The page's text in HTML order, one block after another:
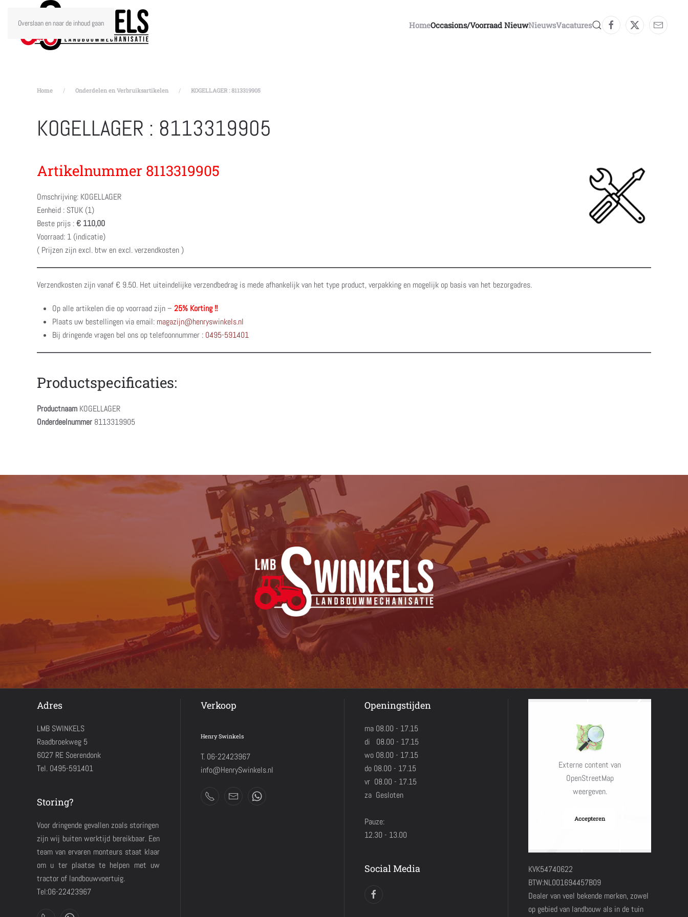
Overslaan en naar de inhoud gaan HomeOccasions/voorraad NieuwNieuwsVacatures
Home Onderdelen en Verbruiksartikelen KOGELLAGER : 8113319905
KOGELLAGER : 8113319905
Artikelnummer 8113319905
Omschrijving: KOGELLAGER
Eenheid : STUK (1)
Beste prijs :€ 110,00
Voorraad: 1 (indicatie)
( Prijzen zijn excl. btw en excl. verzendkosten )
Verzendkosten zijn vanaf € 9.50. Het uiteindelijke verzendbedrag is mede afhankelijk van het type product, verpakking en mogelijk op basis van het bezorgadres.
Op alle artikelen die op voorraad zijn – 25% Korting !!
Plaats uw bestellingen via email: magazijn@henryswinkels.nl
Bij dringende vragen bel ons op telefoonnummer : 0495-591401
Productspecificaties:
Productnaam KOGELLAGER
Onderdeelnummer 8113319905
Adres
LMB SWINKELS
Raadbroekweg 5
6027 RE Soerendonk
Tel. 0495-591401
Storing?
Voor dringende gevallen zoals storingen
zijn wij buiten werktijd bereikbaar. Een
team van ervaren monteurs staat klaar
om u ter plaatse te helpen met uw
tractor of landbouwvoertuig.
Tel:06-22423967
Verkoop
Henry Swinkels
T. 06-22423967
info@HenrySwinkels.nl
Openingstijden
ma 08.00 - 17.15
di 08.00 - 17.15
wo 08.00 - 17.15
do 08.00 - 17.15
vr 08.00 - 17.15
za Gesloten
Pauze:
12.30 - 13.00
Social Media
Externe content van
OpenStreetMap
weergeven.
Accepteren
KVK54740622
BTW:NL001694457B09
Dealer van veel bekende merken, zowel
op gebied van landbouw als in de tuin